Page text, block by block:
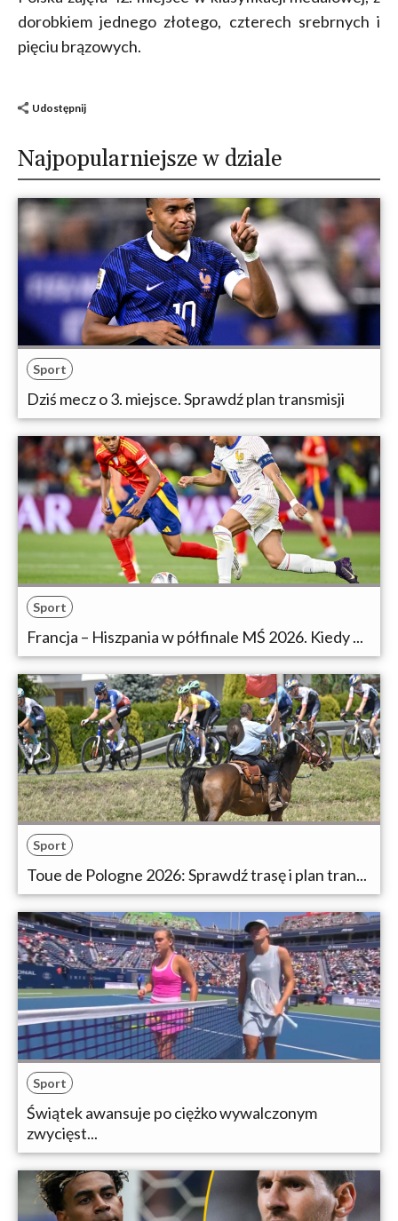
dorobkiem jednego złotego, czterech srebrnych i
pięciu brązowych.
Udostępnij
Najpopularniejsze w dziale
Sport
Dziś mecz o 3. miejsce. Sprawdź plan transmisji
Sport
Francja – Hiszpania w półfinale MŚ 2026. Kiedy ...
Sport
Toue de Pologne 2026: Sprawdź trasę i plan tran...
Sport
Świątek awansuje po ciężko wywalczonym
zwycięst...